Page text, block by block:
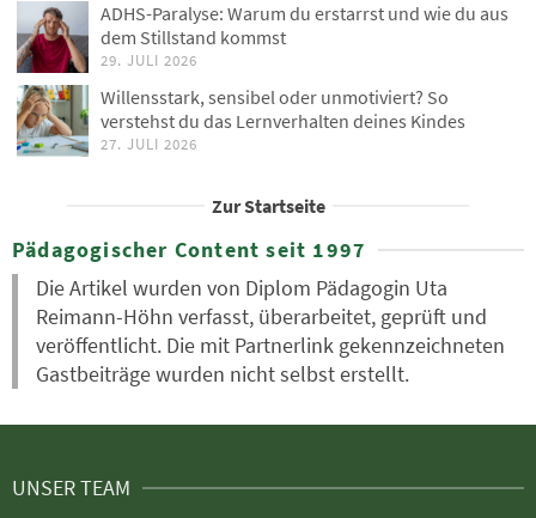
ADHS-Paralyse: Warum du erstarrst und wie du aus
dem Stillstand kommst
29. JULI 2026
Willensstark, sensibel oder unmotiviert? So
verstehst du das Lernverhalten deines Kindes
27. JULI 2026
Zur Startseite
Pädagogischer Content seit 1997
Die Artikel wurden von Diplom Pädagogin Uta
Reimann-Höhn verfasst, überarbeitet, geprüft und
veröffentlicht. Die mit Partnerlink gekennzeichneten
Gastbeiträge wurden nicht selbst erstellt.
UNSER TEAM